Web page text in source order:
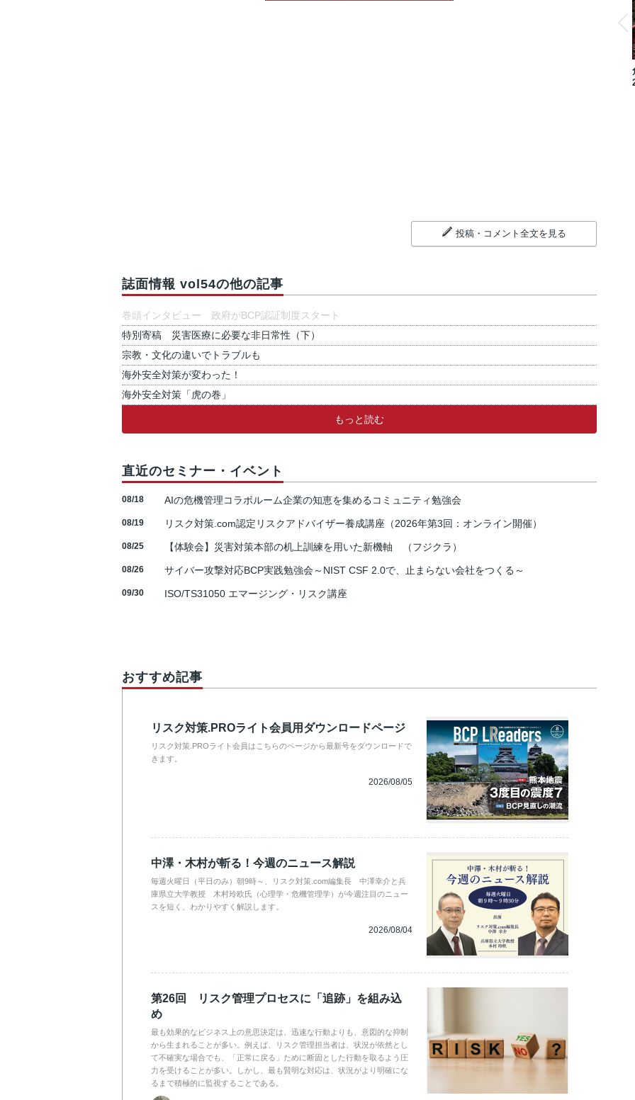
投稿・コメント全文を見る
誌面情報 vol54の他の記事
巻頭インタビュー 政府がBCP認証制度スタート
特別寄稿 災害医療に必要な非日常性（下）
宗教・文化の違いでトラブルも
海外安全対策が変わった！
海外安全対策「虎の巻」
もっと読む
直近のセミナー・イベント
08/18 AIの危機管理コラボルーム企業の知恵を集めるコミュニティ勉強会
08/19 リスク対策.com認定リスクアドバイザー養成講座（2026年第3回：オンライン開催）
08/25 【体験会】災害対策本部の机上訓練を用いた新機軸 （フジクラ）
08/26 サイバー攻撃対応BCP実践勉強会～NIST CSF 2.0で、止まらない会社をつくる～
09/30 ISO/TS31050 エマージング・リスク講座
おすすめ記事
リスク対策.PROライト会員用ダウンロードページ
リスク対策.PROライト会員はこちらのページから最新号をダウンロードで
きます。
2026/08/05
中澤・木村が斬る！今週のニュース解説
毎週火曜日（平日のみ）朝9時～、リスク対策.com編集長 中澤幸介と兵
庫県立大学教授 木村玲欧氏（心理学・危機管理学）が今週注目のニュー
スを短く、わかりやすく解説します。
2026/08/04
第26回 リスク管理プロセスに「追跡」を組み込
め
最も効果的なビジネス上の意思決定は、迅速な行動よりも、意図的な抑制
から生まれることが多い。例えば、リスク管理担当者は、状況が依然とし
て不確実な場合でも、「正常に戻る」ために断固とした行動を取るよう圧
力を受けることが多い。しかし、最も賢明な対応は、状況がより明確にな
るまで積極的に監視することである。